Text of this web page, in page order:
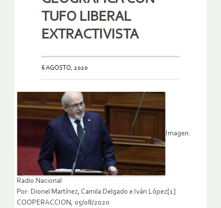
TUFO LIBERAL
EXTRACTIVISTA
6 AGOSTO, 2020
Imagen:
Radio Nacional
Por: Dionel Martínez, Camila Delgado e Iván López[1]
COOPERACCION, 05/08/2020